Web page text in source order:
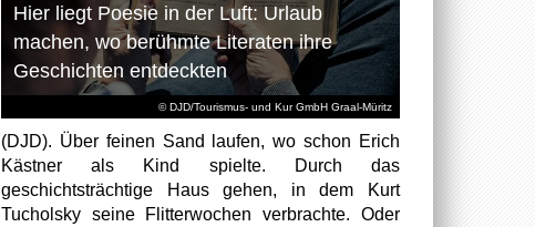
© DJD/Tourismus- und Kur GmbH Graal-Müritz
Hier liegt Poesie in der Luft: Urlaub
machen, wo berühmte Literaten ihre
Geschichten entdeckten
(DJD). Über feinen Sand laufen, wo schon Erich
Kästner als Kind spielte. Durch das
geschichtsträchtige Haus gehen, in dem Kurt
Tucholsky seine Flitterwochen verbrachte. Oder